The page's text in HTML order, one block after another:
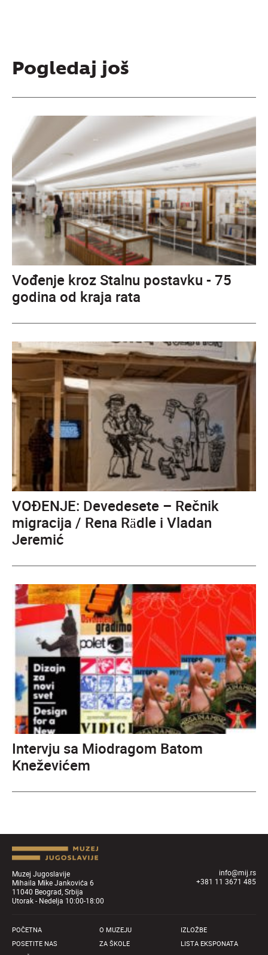
Pogledaj još
Vođenje kroz Stalnu postavku - 75
godina od kraja rata
VOĐENJE: Devedesete – Rečnik
migracija / Rena Rädle i Vladan
Jeremić
Intervju sa Miodragom Batom
Kneževićem
Muzej Jugoslavije
Mihaila Mike Jankovića 6
11040 Beograd, Srbija
Utorak - Nedelja 10:00-18:00
info@mij.rs
+381 11 3671 485
POČETNA
POSETITE NAS
O MUZEJU
ZA ŠKOLE
IZLOŽBE
LISTA EKSPONATA